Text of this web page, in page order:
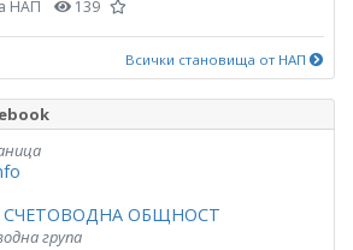
НАП 139
Всички становища от НАП
ОБЩНОСТ
група